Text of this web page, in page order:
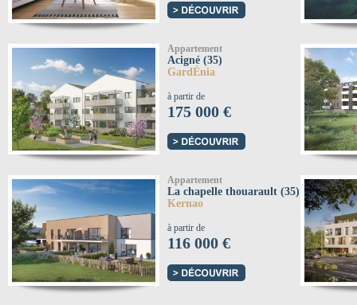
Appartement
Acigné (35)
GardÉnia
à partir de
175 000 €
Appartement
La chapelle thouarault (35)
Kernao
à partir de
116 000 €